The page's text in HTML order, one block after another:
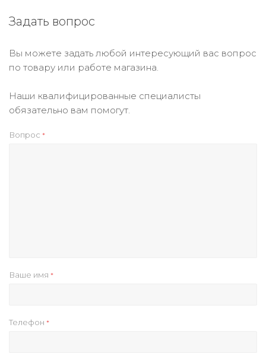
Задать вопрос
Вы можете задать любой интересующий вас вопрос
по товару или работе магазина.
Наши квалифицированные специалисты
обязательно вам помогут.
Вопрос *
Ваше имя *
Телефон *